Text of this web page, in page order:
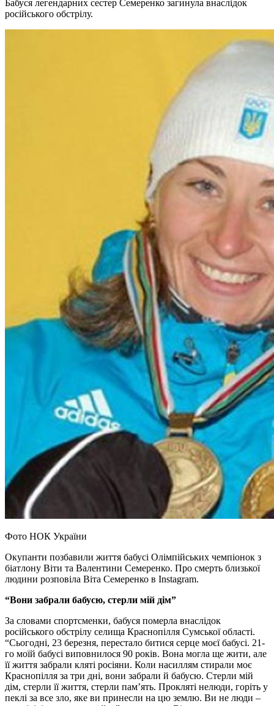
Бабуся легендарних сестер Семеренко загинула внаслідок
російського обстрілу.
Фото НОК України
Окупанти позбавили життя бабусі Олімпійських чемпіонок з
біатлону Віти та Валентини Семеренко. Про смерть близької
людини розповіла Віта Семеренко в Instagram.
“Вони забрали бабусю, стерли мій дім”
За словами спортсменки, бабуся померла внаслідок
російського обстрілу селища Краснопілля Сумської області.
“Сьогодні, 23 березня, перестало битися серце моєї бабусі. 21-
го моїй бабусі виповнилося 90 років. Вона могла ще жити, але
її життя забрали кляті росіяни. Коли насиллям стирали моє
Краснопілля за три дні, вони забрали й бабусю. Стерли мій
дім, стерли її життя, стерли пам’ять. Прокляті нелюди, горіть у
пеклі за все зло, яке ви принесли на цю землю. Ви не люди –